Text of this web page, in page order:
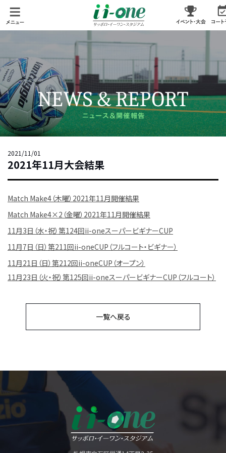
2021/11/01
2021年11月大会結果
Match Make4（木曜）2021年11月開催結果
Match Make4×2（金曜）2021年11月開催結果
11月3日（水・祝）第124回ii-oneスーパービギナーCUP
11月7日（日）第211回ii-oneCUP（フルコート・ビギナー）
11月21日（日）第212回ii-oneCUP（オープン）
11月23日（火・祝）第125回ii-oneスーパービギナーCUP（フルコート）
一覧へ戻る